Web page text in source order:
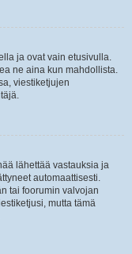
ja ovat vain etusivulla.
ne aina kun mahdollista.
viestiketjujen
lähettää vastauksia ja
automaattisesti.
tai foorumin valvojan
mutta tämä